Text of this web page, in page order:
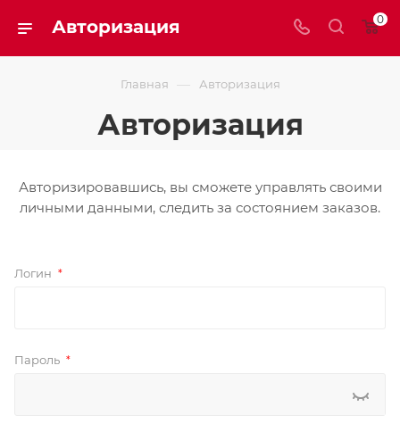
Авторизация 0
Главная — Авторизация
Авторизация
Авторизировавшись, вы сможете управлять своими
личными данными, следить за состоянием заказов.
Логин *
Пароль *